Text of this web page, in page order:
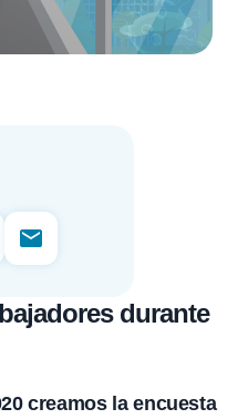
durante
creamos la encuesta